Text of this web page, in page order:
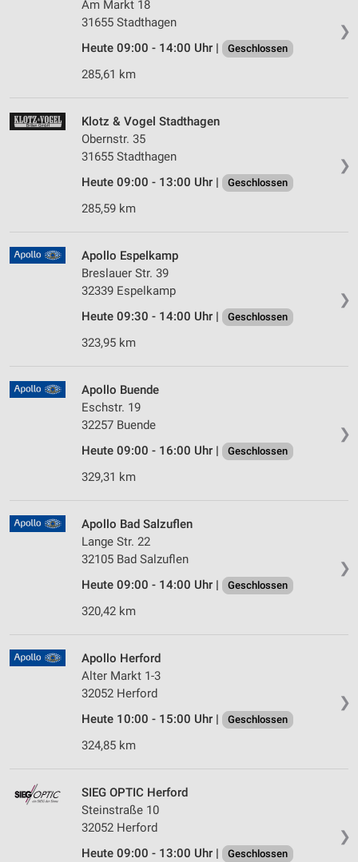
❯
Am Markt 18
31655 Stadthagen
Heute 09:00 - 14:00 Uhr |
Geschlossen
285,61 km
❯
Klotz & Vogel Stadthagen
Obernstr. 35
31655 Stadthagen
Heute 09:00 - 13:00 Uhr |
Geschlossen
285,59 km
❯
Apollo Espelkamp
Breslauer Str. 39
32339 Espelkamp
Heute 09:30 - 14:00 Uhr |
Geschlossen
323,95 km
❯
Apollo Buende
Eschstr. 19
32257 Buende
Heute 09:00 - 16:00 Uhr |
Geschlossen
329,31 km
❯
Apollo Bad Salzuflen
Lange Str. 22
32105 Bad Salzuflen
Heute 09:00 - 14:00 Uhr |
Geschlossen
320,42 km
❯
Apollo Herford
Alter Markt 1-3
32052 Herford
Heute 10:00 - 15:00 Uhr |
Geschlossen
324,85 km
❯
SIEG OPTIC Herford
Steinstraße 10
32052 Herford
Heute 09:00 - 13:00 Uhr |
Geschlossen